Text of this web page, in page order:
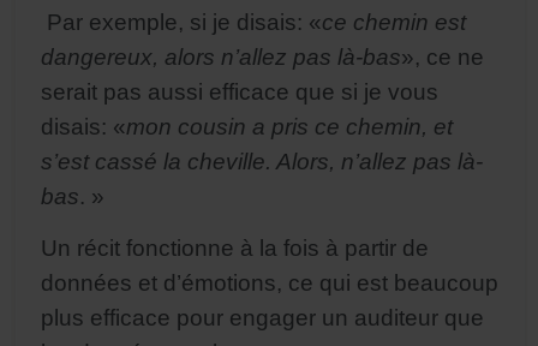
Par exemple, si je disais: «ce chemin est
dangereux, alors n’allez pas là-bas», ce ne
serait pas aussi efficace que si je vous
disais: «mon cousin a pris ce chemin, et
s’est cassé la cheville. Alors, n’allez pas là-
bas. »
Un récit fonctionne à la fois à partir de
données et d’émotions, ce qui est beaucoup
plus efficace pour engager un auditeur que